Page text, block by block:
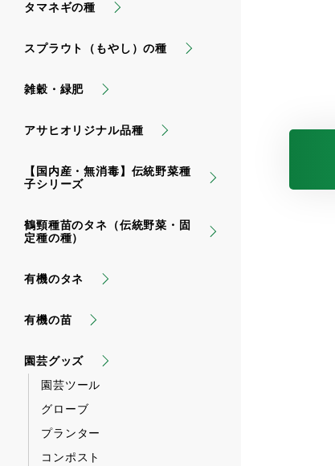
タマネギの種
スプラウト（もやし）の種
雑穀・緑肥
アサヒオリジナル品種
【国内産・無消毒】伝統野菜種
子シリーズ
鶴頸種苗のタネ（伝統野菜・固
定種の種）
有機のタネ
有機の苗
園芸グッズ
園芸ツール
グローブ
プランター
コンポスト